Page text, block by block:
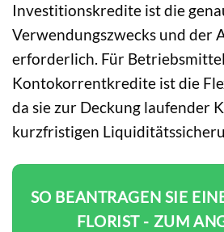
Investitionskredite ist die
Verwendungszwecks und der
erforderlich. Für
Kontokorrentkredite ist die
da sie zur Deckung laufender
kurzfristigen
SO BEANTRAGEN SIE
FLORIST - ZUM